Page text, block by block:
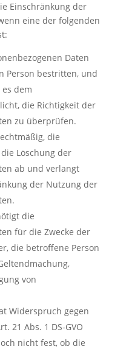
Einschränkung der
eine der folgenden
Daten
Person bestritten, und
dem
die Richtigkeit der
zu überprüfen.
die
Löschung der
ab und verlangt
der Nutzung der
die
für die Zwecke der
die betroffene Person
von
Widerspruch gegen
21 Abs. 1 DS-GVO
nicht fest, ob die